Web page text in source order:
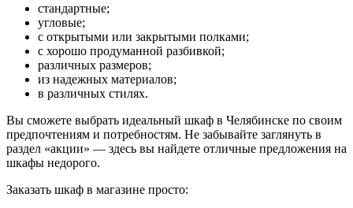
стандартные;
угловые;
с открытыми или закрытыми полками;
с хорошо продуманной разбивкой;
различных размеров;
из надежных материалов;
в различных стилях.
Вы сможете выбрать идеальный шкаф в Челябинске по своим
предпочтениям и потребностям. Не забывайте заглянуть в
раздел «акции» — здесь вы найдете отличные предложения на
шкафы недорого.
Заказать шкаф в магазине просто: